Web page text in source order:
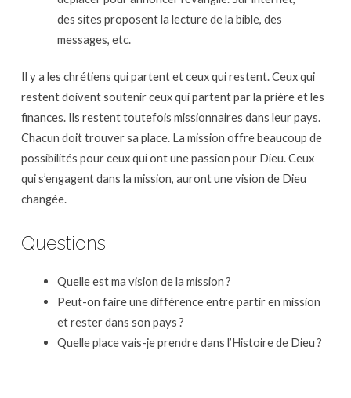
des sites proposent la lecture de la bible, des
messages, etc.
Il y a les chrétiens qui partent et ceux qui restent. Ceux qui
restent doivent soutenir ceux qui partent par la prière et les
finances. Ils restent toutefois missionnaires dans leur pays.
Chacun doit trouver sa place. La mission offre beaucoup de
possibilités pour ceux qui ont une passion pour Dieu. Ceux
qui s’engagent dans la mission, auront une vision de Dieu
changée.
Questions
Quelle est ma vision de la mission ?
Peut-on faire une différence entre partir en mission
et rester dans son pays ?
Quelle place vais-je prendre dans l’Histoire de Dieu ?